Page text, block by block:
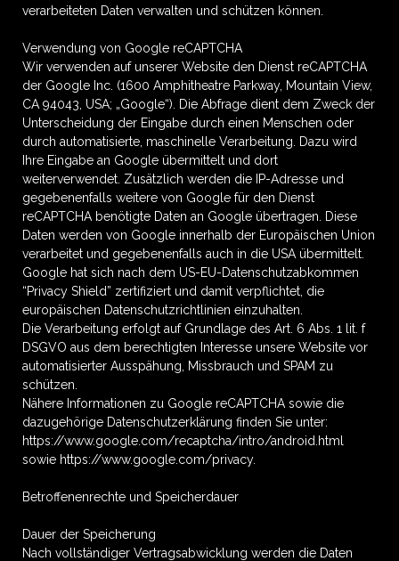
verarbeiteten Daten verwalten und schützen können.
Verwendung von Google reCAPTCHA
Wir verwenden auf unserer Website den Dienst reCAPTCHA
der Google Inc. (1600 Amphitheatre Parkway, Mountain View,
CA 94043, USA; „Google“). Die Abfrage dient dem Zweck der
Unterscheidung der Eingabe durch einen Menschen oder
durch automatisierte, maschinelle Verarbeitung. Dazu wird
Ihre Eingabe an Google übermittelt und dort
weiterverwendet. Zusätzlich werden die IP-Adresse und
gegebenenfalls weitere von Google für den Dienst
reCAPTCHA benötigte Daten an Google übertragen. Diese
Daten werden von Google innerhalb der Europäischen Union
verarbeitet und gegebenenfalls auch in die USA übermittelt.
Google hat sich nach dem US-EU-Datenschutzabkommen
“Privacy Shield” zertifiziert und damit verpflichtet, die
europäischen Datenschutzrichtlinien einzuhalten.
Die Verarbeitung erfolgt auf Grundlage des Art. 6 Abs. 1 lit. f
DSGVO aus dem berechtigten Interesse unsere Website vor
automatisierter Ausspähung, Missbrauch und SPAM zu
schützen.
Nähere Informationen zu Google reCAPTCHA sowie die
dazugehörige Datenschutzerklärung finden Sie unter:
https://www.google.com/recaptcha/intro/android.html
sowie https://www.google.com/privacy.
Betroffenenrechte und Speicherdauer
Dauer der Speicherung
Nach vollständiger Vertragsabwicklung werden die Daten